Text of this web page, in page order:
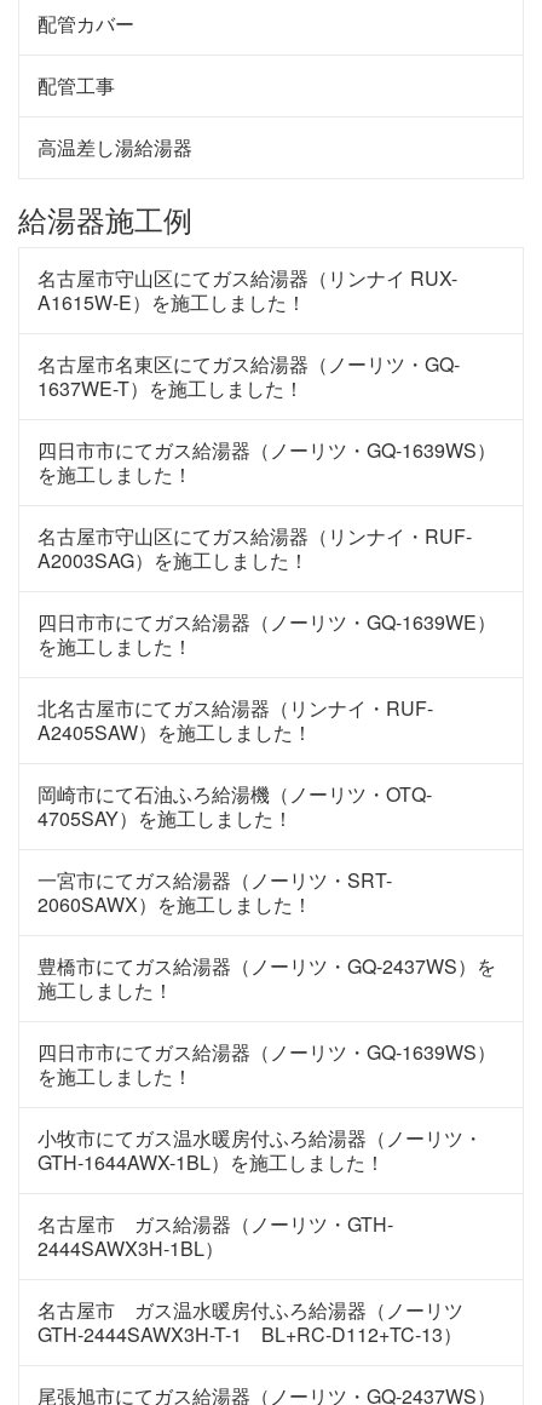
配管カバー
配管工事
高温差し湯給湯器
給湯器施工例
名古屋市守山区にてガス給湯器（リンナイ RUX-
A1615W-E）を施工しました！
名古屋市名東区にてガス給湯器（ノーリツ・GQ-
1637WE-T）を施工しました！
四日市市にてガス給湯器（ノーリツ・GQ-1639WS）
を施工しました！
名古屋市守山区にてガス給湯器（リンナイ・RUF-
A2003SAG）を施工しました！
四日市市にてガス給湯器（ノーリツ・GQ-1639WE）
を施工しました！
北名古屋市にてガス給湯器（リンナイ・RUF-
A2405SAW）を施工しました！
岡崎市にて石油ふろ給湯機（ノーリツ・OTQ-
4705SAY）を施工しました！
一宮市にてガス給湯器（ノーリツ・SRT-
2060SAWX）を施工しました！
豊橋市にてガス給湯器（ノーリツ・GQ-2437WS）を
施工しました！
四日市市にてガス給湯器（ノーリツ・GQ-1639WS）
を施工しました！
小牧市にてガス温水暖房付ふろ給湯器（ノーリツ・
GTH-1644AWX-1BL）を施工しました！
名古屋市 ガス給湯器（ノーリツ・GTH-
2444SAWX3H-1BL）
名古屋市 ガス温水暖房付ふろ給湯器（ノーリツ
GTH-2444SAWX3H-T-1 BL+RC-D112+TC-13）
尾張旭市にてガス給湯器（ノーリツ・GQ-2437WS）